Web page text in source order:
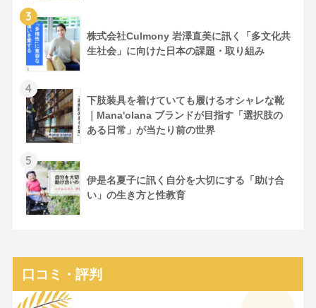
3
株式会社Culmony 岩澤直美に訊く「多文化共
生社会」に向けた日本の課題・取り組み
4
下肢装具を着けていても履けるオシャレな靴
｜Mana'olana ブランドが目指す「選択肢の
ある日常」が当たり前の世界
5
伊是名夏子に訊く自分を大切にする「助け合
い」の生き方と性教育
口コミ・評判